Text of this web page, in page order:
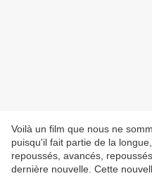
Voilà un film que nous ne
puisqu'il fait partie de la
repoussés, avancés,
dernière nouvelle. Cette